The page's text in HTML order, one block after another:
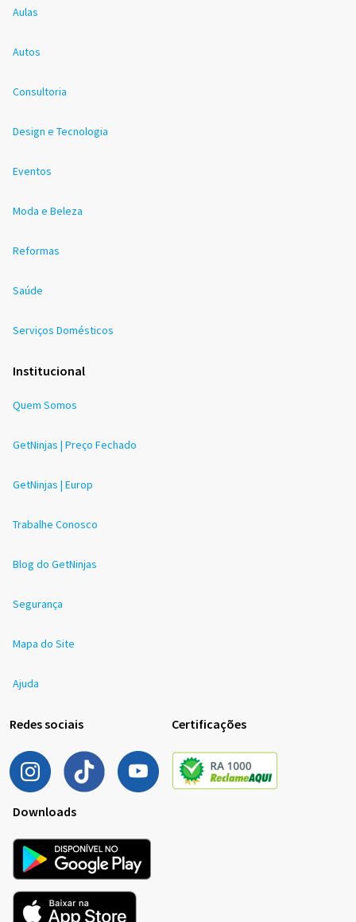
Aulas
Autos
Consultoria
Design e Tecnologia
Eventos
Moda e Beleza
Reformas
Saúde
Serviços Domésticos
Institucional
Quem Somos
GetNinjas | Preço Fechado
GetNinjas | Europ
Trabalhe Conosco
Blog do GetNinjas
Segurança
Mapa do Site
Ajuda
Redes sociais Certificações
Downloads